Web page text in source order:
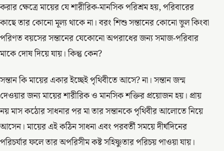
করার ক্ষেত্রে মায়ের যে শারীরিক-মানসিক পরিশ্রম হয়, পরিবারের
কাছে তার কোনো মূল্য থাকে না। বরং শিশু সন্তানের কোনো ভুল কিংবা
পরিণত বয়সের সন্তানের যেকোনো অপরাধের জন্য সমাজ-পরিবার
মাকে দোষ দিয়ে যায়। কিন্তু কেন?
সন্তান কি মায়ের একার ইচ্ছেই পৃথিবীতে আসে? না। সন্তান জন্ম
দেওয়ার জন্য মায়ের শারীরিক ও মানসিক শক্তির প্রয়োজন হয়। প্রায়
নয় মাস কঠোর সাধনার পর মা তার সন্তানকে পৃথিবীর আলোতে নিয়ে
আসেন। মায়ের এই কঠিন সাধনা এবং পরবর্তী সময়ে দীর্ঘদিনের
পরিচর্যার ফলে তার অপরিসীম কষ্ট সহিষ্ণুতার পরিচয় পাওয়া যায়।